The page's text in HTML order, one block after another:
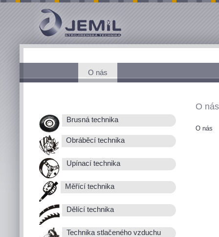
O nás
Brusná technika
Obráběcí technika
Upínací technika
Měřící technika
Dělící technika
Technika stlačeného vzduchu
O nás
O nás